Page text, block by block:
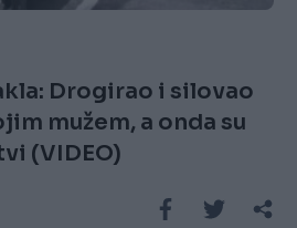
Drogirao i silovao
mužem, a onda su
(VIDEO)